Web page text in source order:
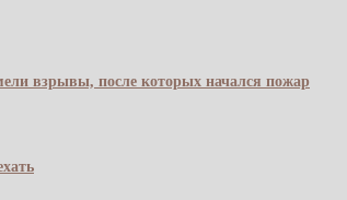
взрывы, после которых начался пожар